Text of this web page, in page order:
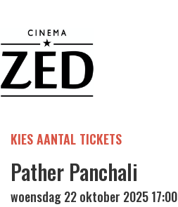
KIES AANTAL TICKETS
Pather Panchali
woensdag 22 oktober 2025 17:00